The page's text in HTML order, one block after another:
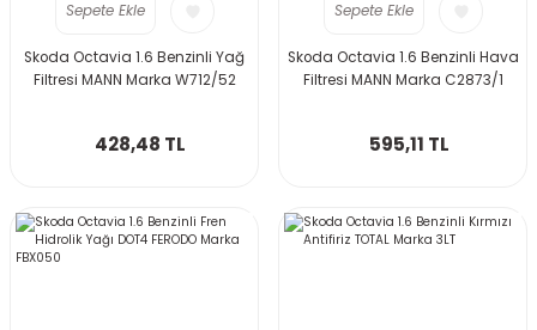
Sepete Ekle
Skoda Octavia 1.6 Benzinli Yağ
Filtresi MANN Marka W712/52
428,48 TL
Sepete Ekle
Skoda Octavia 1.6 Benzinli Hava
Filtresi MANN Marka C2873/1
595,11 TL